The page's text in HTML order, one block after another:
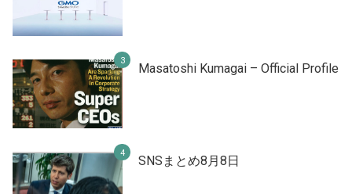
Masatoshi Kumagai – Official Profile
SNSまとめ8月8日